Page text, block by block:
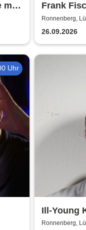
mir
Frank
Ronnenberg,
26.09.2026
Uhr
Ill-Young
Ronnenberg,